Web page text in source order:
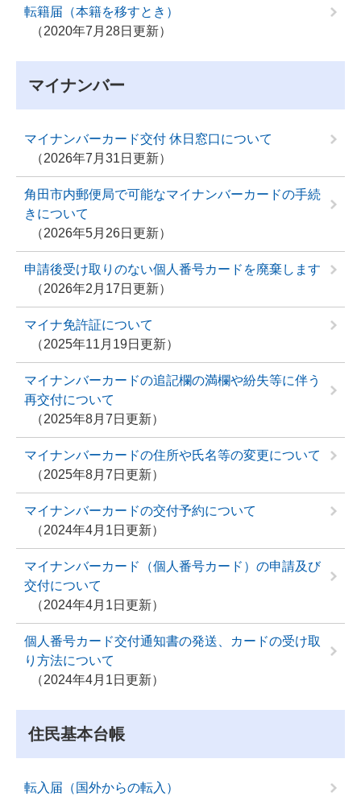
転籍届（本籍を移すとき）
2020年7月28日更新
マイナンバー
マイナンバーカード交付 休日窓口について
2026年7月31日更新
角田市内郵便局で可能なマイナンバーカードの手続
きについて
2026年5月26日更新
申請後受け取りのない個人番号カードを廃棄します
2026年2月17日更新
マイナ免許証について
2025年11月19日更新
マイナンバーカードの追記欄の満欄や紛失等に伴う
再交付について
2025年8月7日更新
マイナンバーカードの住所や氏名等の変更について
2025年8月7日更新
マイナンバーカードの交付予約について
2024年4月1日更新
マイナンバーカード（個人番号カード）の申請及び
交付について
2024年4月1日更新
個人番号カード交付通知書の発送、カードの受け取
り方法について
2024年4月1日更新
住民基本台帳
転入届（国外からの転入）